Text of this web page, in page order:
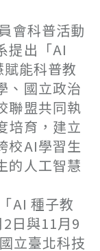
會科普活動
提出「AI
能科普教
、國立政治
聯盟共同執
培育，建立
校AI學習生
的人工智慧
AI 種子教
日與11月9
立臺北科技